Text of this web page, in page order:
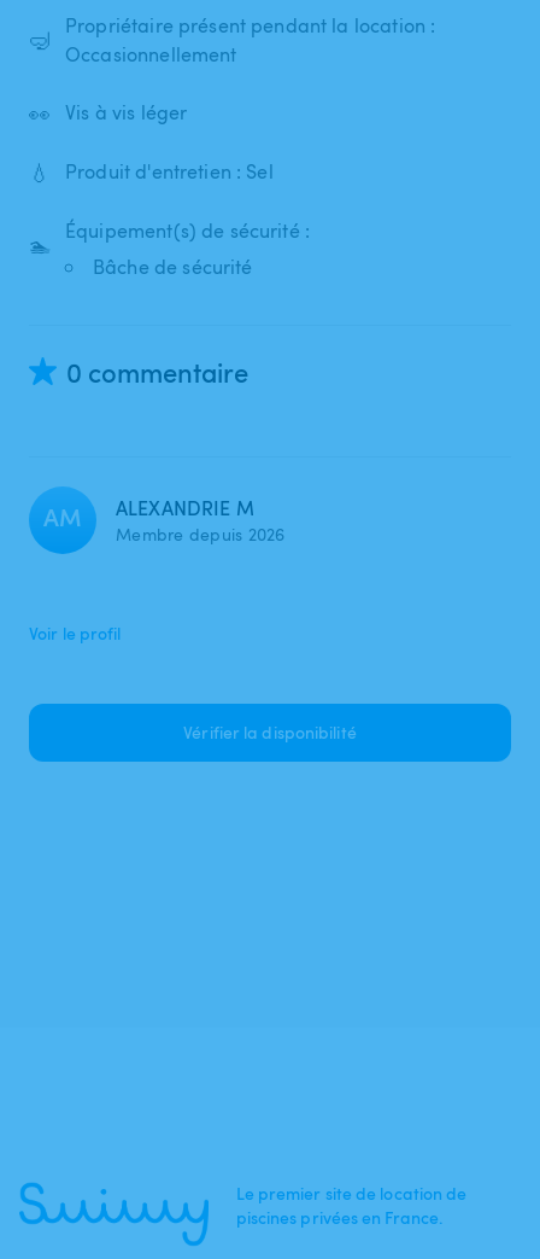
🤿
Propriétaire présent pendant la location :
Occasionnellement
👀 Vis à vis léger
💧 Produit d'entretien : Sel
🏊
Équipement(s) de sécurité :
Bâche de sécurité
0 commentaire
AM ALEXANDRIE M
Membre depuis 2026
Voir le profil
Vérifier la disponibilité
Le premier site de location de
piscines privées en France.